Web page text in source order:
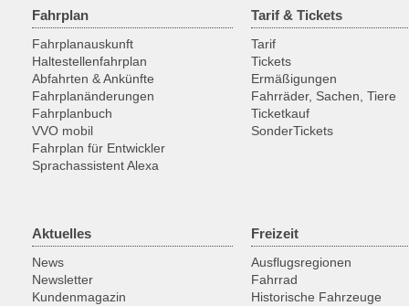
Fahrplan
Fahrplanauskunft
Haltestellenfahrplan
Abfahrten & Ankünfte
Fahrplanänderungen
Fahrplanbuch
VVO mobil
Fahrplan für Entwickler
Sprachassistent Alexa
Tarif & Tickets
Tarif
Tickets
Ermäßigungen
Fahrräder, Sachen, Tiere
Ticketkauf
SonderTickets
Aktuelles
News
Newsletter
Kundenmagazin
Freizeit
Ausflugsregionen
Fahrrad
Historische Fahrzeuge